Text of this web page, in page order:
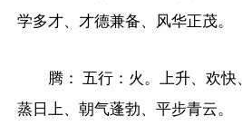
学多才、才德兼备、风华正茂。
腾： 五行：火。上升、欢
蒸日上、朝气蓬勃、平步青云。